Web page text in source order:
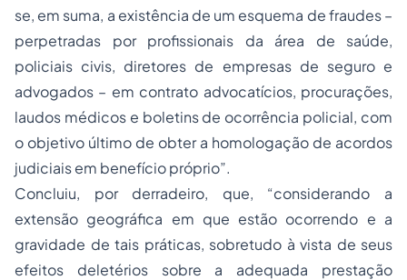
se, em suma, a existência de um esquema de fraudes –
perpetradas por profissionais da área de saúde,
policiais civis, diretores de empresas de seguro e
advogados – em contrato advocatícios, procurações,
laudos médicos e boletins de ocorrência policial, com
o objetivo último de obter a homologação de acordos
judiciais em benefício próprio”.
Concluiu, por derradeiro, que, “considerando a
extensão geográfica em que estão ocorrendo e a
gravidade de tais práticas, sobretudo à vista de seus
efeitos deletérios sobre a adequada prestação